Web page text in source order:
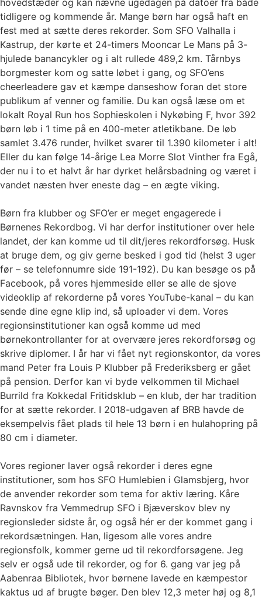
tidligere og kommende år. Mange børn har også haft en
fest med at sætte deres rekorder. Som SFO Valhalla i
Kastrup, der kørte et 24-timers Mooncar Le Mans på 3-
hjulede banancykler og i alt rullede 489,2 km. Tårnbys
borgmester kom og satte løbet i gang, og SFO’ens
cheerleadere gav et kæmpe danseshow foran det store
publikum af venner og familie. Du kan også læse om et
lokalt Royal Run hos Sophieskolen i Nykøbing F, hvor 392
børn løb i 1 time på en 400-meter atletikbane. De løb
samlet 3.476 runder, hvilket svarer til 1.390 kilometer i alt!
Eller du kan følge 14-årige Lea Morre Slot Vinther fra Egå,
der nu i to et halvt år har dyrket helårsbadning og været i
vandet næsten hver eneste dag – en ægte viking.
Børn fra klubber og SFO’er er meget engagerede i
Børnenes Rekordbog. Vi har derfor institutioner over hele
landet, der kan komme ud til dit/jeres rekordforsøg. Husk
at bruge dem, og giv gerne besked i god tid (helst 3 uger
før – se telefonnumre side 191-192). Du kan besøge os på
Facebook, på vores hjemmeside eller se alle de sjove
videoklip af rekorderne på vores YouTube-kanal – du kan
sende dine egne klip ind, så uploader vi dem. Vores
regionsinstitutioner kan også komme ud med
børnekontrollanter for at overvære jeres rekordforsøg og
skrive diplomer. I år har vi fået nyt regionskontor, da vores
mand Peter fra Louis P Klubber på Frederiksberg er gået
på pension. Derfor kan vi byde velkommen til Michael
Burrild fra Kokkedal Fritidsklub – en klub, der har tradition
for at sætte rekorder. I 2018-udgaven af BRB havde de
eksempelvis fået plads til hele 13 børn i en hulahopring på
80 cm i diameter.
Vores regioner laver også rekorder i deres egne
institutioner, som hos SFO Humlebien i Glamsbjerg, hvor
de anvender rekorder som tema for aktiv læring. Kåre
Ravnskov fra Vemmedrup SFO i Bjæverskov blev ny
regionsleder sidste år, og også hér er der kommet gang i
rekordsætningen. Han, ligesom alle vores andre
regionsfolk, kommer gerne ud til rekordforsøgene. Jeg
selv er også ude til rekorder, og for 6. gang var jeg på
Aabenraa Bibliotek, hvor børnene lavede en kæmpestor
kaktus ud af brugte bøger. Den blev 12,3 meter høj og 8,1